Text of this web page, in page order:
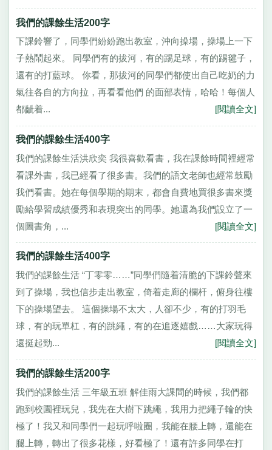
我們的課餘生活200字
下課鈴響了，同學們紛紛跑出教室，沖向操場，操場上一下
子熱鬧起來。 同學們有的拔河，有的踢足球，有的踢毽子，
還有的打藍球。 你看，那拔河的同學們都使出自己吃奶的力
氣往各自的方向拉，再看看他們 的面部表情，哈哈！每個人
都齜着...
[閱讀全文]
我們的課餘生活400字
我們的課餘生活洪欣奕 我很喜歡看書，我在課餘時間裡經常
看課外書，我已經看了很多書。我們的語文老師也經常鼓勵
我們看書。她在每個學期的期末，都會自費地買很多書來獎
勵給學習成績優秀和表現突出的同學。她還為我們設立了一
個圖書角，...
[閱讀全文]
我們的課餘生活400字
我們的課餘生活 “丁零零……”同學們隨着清脆的下課鈴聲來
到了操場，我也信步走出教室，倚着走廊的欄杆，俯身往樓
下的操場望去。 這個操場不太大，人卻不少，有的打羽毛
球，有的玩單杠，有的跳繩，有的在追逐嬉戲……大家玩得
還挺起勁...
[閱讀全文]
我們的課餘生活200字
我們的課餘生活 三年級五班 解佳雨大課間的時候，我們都
跑到校園裡玩兒，我先在大樹下跳繩，我用力把繩子輪的快
極了！我又和同學們一起玩呼啦圈，我能在腰上轉，還能在
腿上轉，轉出了很多花樣，好看極了！還有許多同學在打